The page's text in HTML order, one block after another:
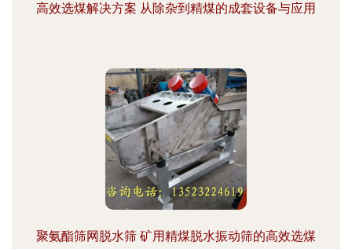
高效选煤解决方案 从除杂到精煤的成套设备与应用
聚氨酯筛网脱水筛 矿用精煤脱水振动筛的高效选煤